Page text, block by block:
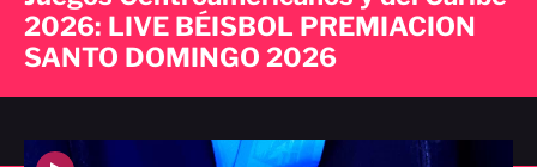
2026: LIVE BÉISBOL PREMIACION
SANTO DOMINGO 2026